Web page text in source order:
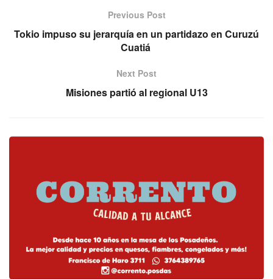
Previous Post
Tokio impuso su jerarquía en un partidazo en Curuzú
Cuatiá
Next Post
Misiones partió al regional U13